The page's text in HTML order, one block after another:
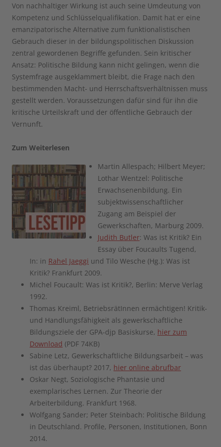
Von nachhaltiger Wirkung ist auch seine Umdeutung von
Kompetenz und Schlüsselqualifikation. Damit hat er eine
emanzipatorische Alternative zum funktionalistischen
Gebrauch dieser in der bildungspolitischen Diskussion
zentral gewordenen Begriffe gefunden. Sein kritischer
Ansatz: Politische Bildung kann nicht gelingen, wenn die
Systemfrage ausgeklammert bleibt, die Frage nach den
bestimmenden Macht- und Herrschaftsverhältnissen muss
gestellt werden. Voraussetzungen dafür sind für ihn die
kritische Urteilskraft und der öffentliche Gebrauch der
Vernunft.
Zum Weiterlesen
Martin Allespach; Hilbert Meyer;
Lothar Wentzel: Politische
Erwachsenenbildung. Ein
subjektwissenschaftlicher
Zugang am Beispiel der
Gewerkschaften, Marburg 2009.
Judith Butler: Was ist Kritik? Ein
Essay über Foucaults Tugend,
In: in Rahel Jaeggi und Tilo Wesche (Hg.): Was ist
Kritik? Frankfurt 2009.
Michel Foucault: Was ist Kritik?, Berlin: Merve Verlag
1992.
Thomas Kreiml, BetriebsrätInnen ermächtigen! Kritik-
und Handlungsfähigkeit als gewerkschaftliche
Bildungsziele der GPA-djp Basiskurse, hier zum
Download (PDF 74KB)
Sabine Letz, Gewerkschaftliche Bildungsarbeit – was
ist das überhaupt? 2017, hier online abrufbar
Oskar Negt, Soziologische Phantasie und
exemplarisches Lernen. Zur Theorie der
Arbeiterbildung. Frankfurt 1968.
Wolfgang Sander; Peter Steinbach: Politische Bildung
in Deutschland. Profile, Personen, Institutionen, Bonn
2014.